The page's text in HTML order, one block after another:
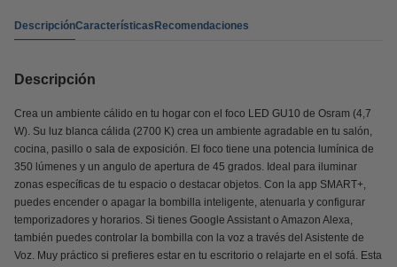
DescripciónCaracterísticasRecomendaciones
Descripción
Crea un ambiente cálido en tu hogar con el foco LED GU10 de Osram (4,7
W). Su luz blanca cálida (2700 K) crea un ambiente agradable en tu salón,
cocina, pasillo o sala de exposición. El foco tiene una potencia lumínica de
350 lúmenes y un angulo de apertura de 45 grados. Ideal para iluminar
zonas específicas de tu espacio o destacar objetos. Con la app SMART+,
puedes encender o apagar la bombilla inteligente, atenuarla y configurar
temporizadores y horarios. Si tienes Google Assistant o Amazon Alexa,
también puedes controlar la bombilla con la voz a través del Asistente de
Voz. Muy práctico si prefieres estar en tu escritorio o relajarte en el sofá. Esta